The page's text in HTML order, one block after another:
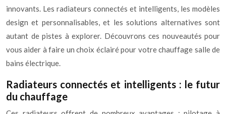
innovants. Les radiateurs connectés et intelligents, les modèles
design et personnalisables, et les solutions alternatives sont
autant de pistes à explorer. Découvrons ces nouveautés pour
vous aider à faire un choix éclairé pour votre chauffage salle de
bains électrique.
Radiateurs connectés et intelligents : le futur
du chauffage